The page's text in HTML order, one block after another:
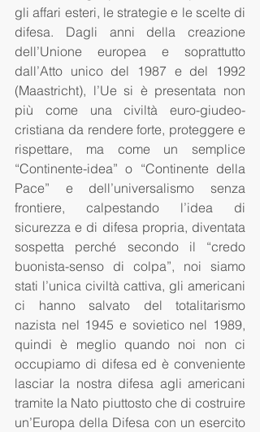
gli affari esteri, le strategie e le scelte di
difesa. Dagli anni della creazione
dell’Unione europea e soprattutto
dall’Atto unico del 1987 e del 1992
(Maastricht), l’Ue si è presentata non
più come una civiltà euro-giudeo-
cristiana da rendere forte, proteggere e
rispettare, ma come un semplice
“Continente-idea” o “Continente della
Pace” e dell’universalismo senza
frontiere, calpestando l’idea di
sicurezza e di difesa propria, diventata
sospetta perché secondo il “credo
buonista-senso di colpa”, noi siamo
stati l’unica civiltà cattiva, gli americani
ci hanno salvato del totalitarismo
nazista nel 1945 e sovietico nel 1989,
quindi è meglio quando noi non ci
occupiamo di difesa ed è conveniente
lasciar la nostra difesa agli americani
tramite la Nato piuttosto che di costruire
un’Europa della Difesa con un esercito